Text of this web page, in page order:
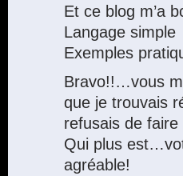
Et ce blog m’a
Langage simple
Exemples
Bravo!!…vous
que je trouvais
refusais de
Qui plus
agréable!